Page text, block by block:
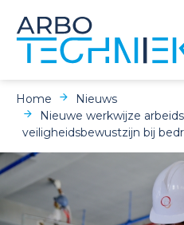
Home
Nieuws
Nieuwe werkwijze
veiligheidsbewustzijn bij